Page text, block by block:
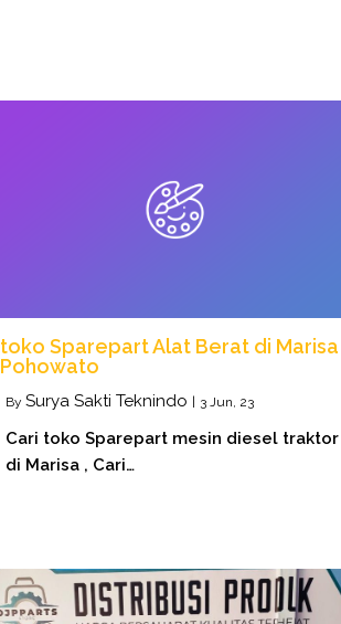
toko Sparepart Alat Berat di Marisa
Pohowato
By Surya Sakti Teknindo | 3 Jun, 23
Cari toko Sparepart mesin diesel traktor
di Marisa , Cari…